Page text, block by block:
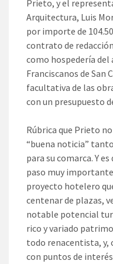
Prieto, y el
Arquitectura, Luis
por importe de
contrato de
como hospedería del
Franciscanos de San
facultativa de las
con un presupuesto
Rúbrica que Prieto
“buena noticia”
para su comarca. Y
paso muy
proyecto hotelero
centenar de plazas,
notable potencial
rico y variado
todo renacentista, y,
con puntos de